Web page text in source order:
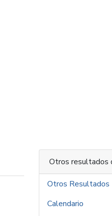
Otros resultados
Otros Resultados
Calendario